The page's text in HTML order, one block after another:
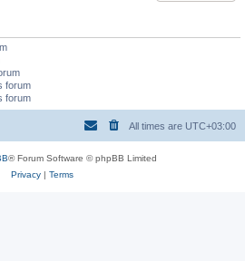
forum
forum
All times are UTC+03:00
® Forum Software © phpBB Limited
Privacy| Terms